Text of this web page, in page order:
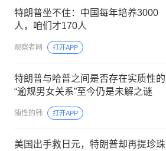
特朗普坐不住：中国每年培养3000
人，咱们才170人
观察者网 打开APP
特朗普与哈普之间是否存在实质性的
“逾规男女关系”至今仍是未解之谜
随性的韩 打开APP
美国出手救日元，特朗普却再提珍珠